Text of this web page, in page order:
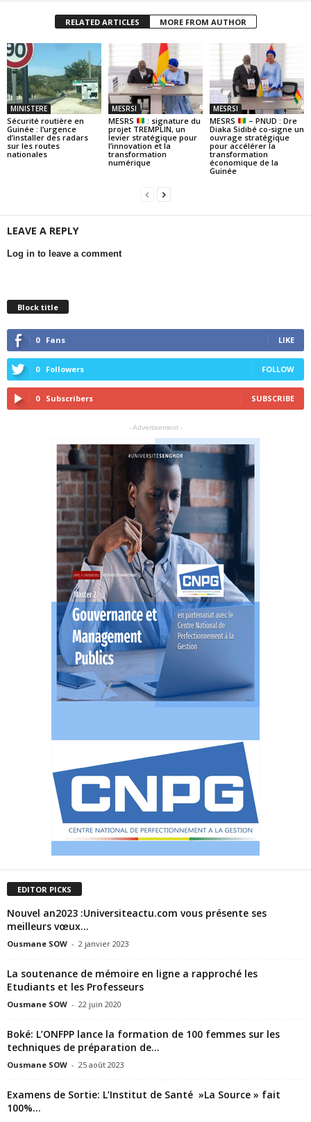
RELATED ARTICLES MORE FROM AUTHOR
MINISTERE
Sécurité routière en
Guinée : l’urgence
d’installer des radars
sur les routes
nationales
MESRSI
MESRS
: signature du
projet TREMPLIN, un
levier stratégique pour
l’innovation et la
transformation
numérique
MESRSI
MESRS
– PNUD : Dre
Diaka Sidibé co-signe un
ouvrage stratégique
pour accélérer la
transformation
économique de la
Guinée
LEAVE A REPLY
Log in to leave a comment
Block title
0 Fans LIKE
0 Followers FOLLOW
0 Subscribers SUBSCRIBE
- Advertisement -
EDITOR PICKS
Nouvel an2023 :Universiteactu.com vous présente ses
meilleurs vœux…
Ousmane SOW - 2 janvier 2023
La soutenance de mémoire en ligne a rapproché les
Etudiants et les Professeurs
Ousmane SOW - 22 juin 2020
Boké: L’ONFPP lance la formation de 100 femmes sur les
techniques de préparation de...
Ousmane SOW - 25 août 2023
Examens de Sortie: L’Institut de Santé »La Source » fait
100%…